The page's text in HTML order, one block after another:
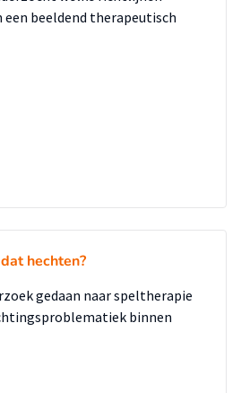
beeldend therapeutisch
hechten?
gedaan naar speltherapie
binnen